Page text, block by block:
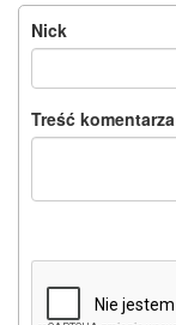
Nick
Treść komentarza